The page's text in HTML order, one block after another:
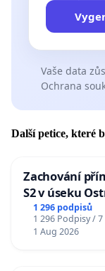
Vaše data
Ochrana
Další petice, které
Zachování
S2 v úseku
u Jablunkova
1 296 podpisů
1 296 Podpisy /
1 Aug 2026